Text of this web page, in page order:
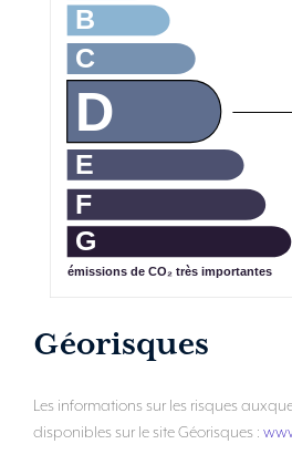
B
C
D
E
F
G
émissions de CO₂ très importantes
Géorisques
Les informations sur les risques
disponibles sur le site Géorisques :